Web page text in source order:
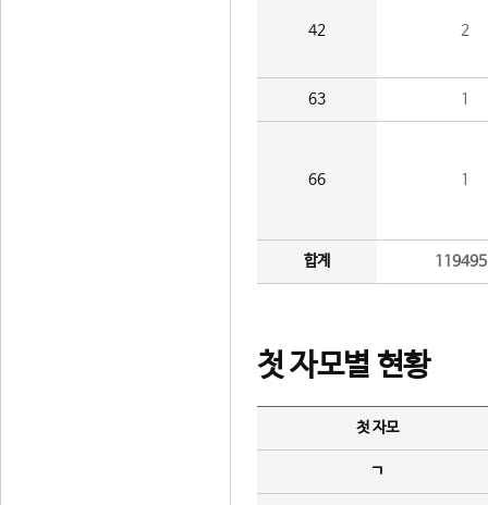
42 2
63 1
66 1
합계
첫 자모별 현황
첫 자모
ㄱ